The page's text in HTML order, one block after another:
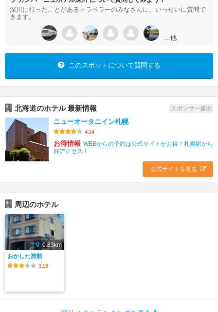
深川に行ったことがあるトラベラーのみなさんに、いっせいに質問で
きます。
…他
このスポットについて質問する
北海道のホテル 最新情報 スポンサー提供
ニューオータニイン札幌
4.14
お得情報 WEBからの予約は公式サイトがお得！札幌駅から
好アクセス！
公式サイトを見る
周辺のホテル
0.83km
おかした旅館
3.19